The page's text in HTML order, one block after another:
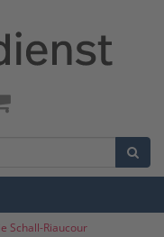
Schall-Riaucour